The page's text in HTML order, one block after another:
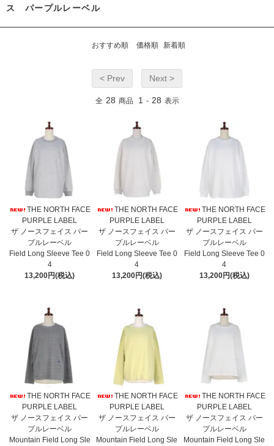
ス パープルレーベル
おすすめ順 価格順 新着順
< Prev Next >
全 28 商品 1 - 28 表示
THE NORTH FACE
PURPLE LABEL
ザ ノースフェイス パー
プルレーベル
Field Long Sleeve Tee 0
4
13,200円(税込)
THE NORTH FACE
PURPLE LABEL
ザ ノースフェイス パー
プルレーベル
Field Long Sleeve Tee 0
4
13,200円(税込)
THE NORTH FACE
PURPLE LABEL
ザ ノースフェイス パー
プルレーベル
Field Long Sleeve Tee 0
4
13,200円(税込)
THE NORTH FACE
PURPLE LABEL
ザ ノースフェイス パー
プルレーベル
Mountain Field Long Sle
THE NORTH FACE
PURPLE LABEL
ザ ノースフェイス パー
プルレーベル
Mountain Field Long Sle
THE NORTH FACE
PURPLE LABEL
ザ ノースフェイス パー
プルレーベル
Mountain Field Long Sle